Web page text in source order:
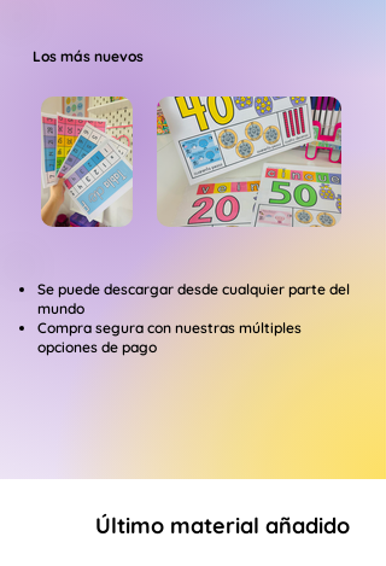
Se puede descargar desde cualquier parte del
mundo
Compra segura con nuestras múltiples
opciones de pago
Los más nuevos
Último material añadido